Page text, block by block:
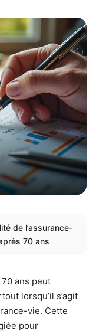
de l’assurance-
70 ans
ans peut
lorsqu’il s’agit
vie. Cette
pour